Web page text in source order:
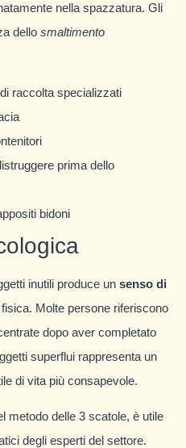
nella spazzatura. Gli
dello smaltimento
raccolta specializzati
prima dello
bidoni
inutili produce un senso di
Molte persone riferiscono
dopo aver completato
superflui rappresenta un
di vita più consapevole.
metodo delle 3 scatole, è utile
degli esperti del settore.